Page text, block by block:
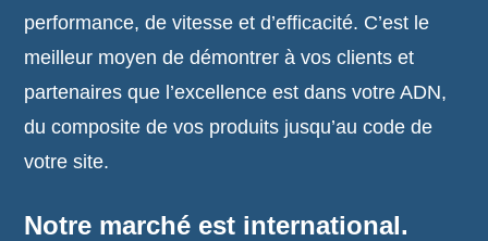
performance, de vitesse et d’efficacité. C’est le
meilleur moyen de démontrer à vos clients et
partenaires que l’excellence est dans votre ADN,
du composite de vos produits jusqu’au code de
votre site.
Notre marché est international.